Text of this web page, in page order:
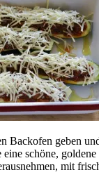
Backofen geben
schöne,
mit